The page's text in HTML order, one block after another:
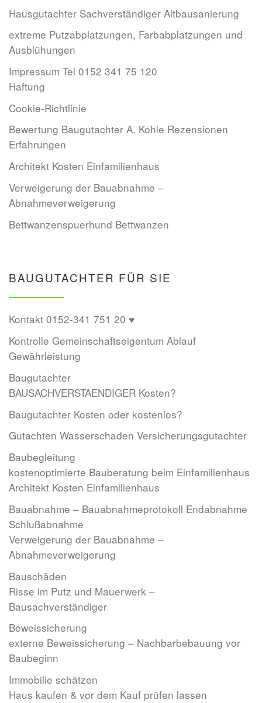
Hausgutachter Sachverständiger Altbausanierung
extreme Putzabplatzungen, Farbabplatzungen und
Ausblühungen
Impressum Tel 0152 341 75 120
Haftung
Cookie-Richtlinie
Bewertung Baugutachter A. Kohle Rezensionen
Erfahrungen
Architekt Kosten Einfamilienhaus
Verweigerung der Bauabnahme –
Abnahmeverweigerung
Bettwanzenspuerhund Bettwanzen
BAUGUTACHTER FÜR SIE
Kontakt 0152-341 751 20 ♥
Kontrolle Gemeinschaftseigentum Ablauf
Gewährleistung
Baugutachter
BAUSACHVERSTAENDIGER Kosten?
Baugutachter Kosten oder kostenlos?
Gutachten Wasserschaden Versicherungsgutachter
Baubegleitung
kostenoptimierte Bauberatung beim Einfamilienhaus
Architekt Kosten Einfamilienhaus
Bauabnahme – Bauabnahmeprotokoll Endabnahme
Schlußabnahme
Verweigerung der Bauabnahme –
Abnahmeverweigerung
Bauschäden
Risse im Putz und Mauerwerk –
Bausachverständiger
Beweissicherung
externe Beweissicherung – Nachbarbebauung vor
Baubeginn
Immobilie schätzen
Haus kaufen & vor dem Kauf prüfen lassen